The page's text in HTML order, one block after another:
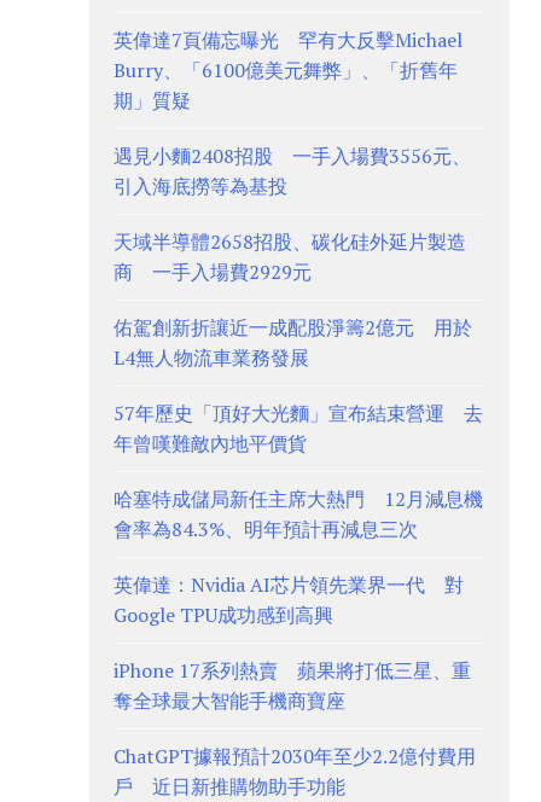
英偉達7頁備忘曝光 罕有大反擊Michael
Burry、「6100億美元舞弊」、「折舊年
期」質疑
遇見小麵2408招股 一手入場費3556元、
引入海底撈等為基投
天域半導體2658招股、碳化硅外延片製造
商 一手入場費2929元
佑駕創新折讓近一成配股淨籌2億元 用於
L4無人物流車業務發展
57年歷史「頂好大光麵」宣布結束營運 去
年曾嘆難敵內地平價貨
哈塞特成儲局新任主席大熱門 12月減息機
會率為84.3%、明年預計再減息三次
英偉達：Nvidia AI芯片領先業界一代 對
Google TPU成功感到高興
iPhone 17系列熱賣 蘋果將打低三星、重
奪全球最大智能手機商寶座
ChatGPT據報預計2030年至少2.2億付費用
戶 近日新推購物助手功能